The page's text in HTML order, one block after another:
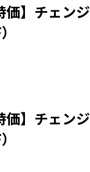
価】チェンジ
価】チェンジ